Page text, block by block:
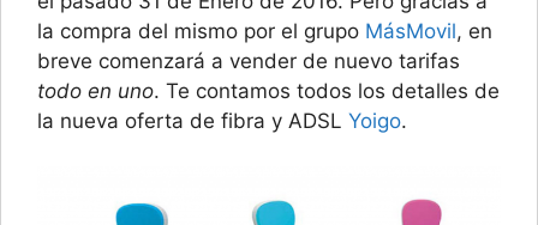
la compra del mismo por el grupo MásMovil, en
breve comenzará a vender de nuevo tarifas
todo en uno. Te contamos todos los detalles de
la nueva oferta de fibra y ADSL Yoigo.